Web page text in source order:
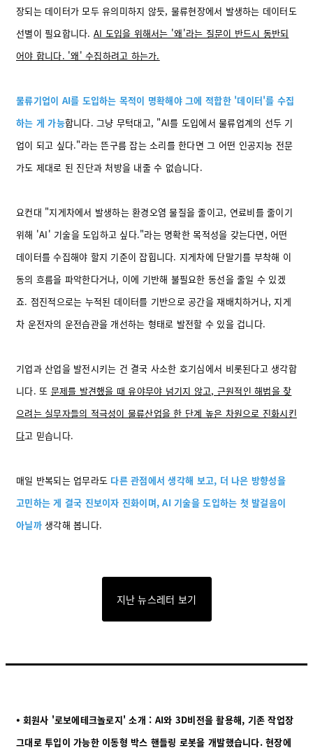
장되는 데이터가 모두 유의미하지 않듯, 물류현장에서 발생하는 데이터도
선별이 필요합니다. AI 도입을 위해서는 '왜'라는 질문이 반드시 동반되
어야 합니다. '왜' 수집하려고 하는가.
물류기업이 AI를 도입하는 목적이 명확해야 그에 적합한 '데이터'를 수집
하는 게 가능합니다. 그냥 무턱대고, "AI를 도입에서 물류업계의 선두 기
업이 되고 싶다."라는 뜬구름 잡는 소리를 한다면 그 어떤 인공지능 전문
가도 제대로 된 진단과 처방을 내줄 수 없습니다.
요컨대 "지게차에서 발생하는 환경오염 물질을 줄이고, 연료비를 줄이기
위해 'AI' 기술을 도입하고 싶다."라는 명확한 목적성을 갖는다면, 어떤
데이터를 수집해야 할지 기준이 잡힙니다. 지게차에 단말기를 부착해 이
동의 흐름을 파악한다거나, 이에 기반해 불필요한 동선을 줄일 수 있겠
죠. 점진적으로는 누적된 데이터를 기반으로 공간을 재배치하거나, 지게
차 운전자의 운전습관을 개선하는 형태로 발전할 수 있을 겁니다.
기업과 산업을 발전시키는 건 결국 사소한 호기심에서 비롯된다고 생각합
니다. 또 문제를 발견했을 때 유야무야 넘기지 않고, 근원적인 해법을 찾
으려는 실무자들의 적극성이 물류산업을 한 단계 높은 차원으로 진화시킨
다고 믿습니다.
매일 반복되는 업무라도 다른 관점에서 생각해 보고, 더 나은 방향성을
고민하는 게 결국 진보이자 진화이며, AI 기술을 도입하는 첫 발걸음이
아닐까생각해 봅니다.
지난 뉴스레터 보기
⦁ 회원사 '로보에테크놀로지' 소개 : AI와 3D비전을 활용해, 기존 작업장
그대로 투입이 가능한 이동형 박스 핸들링 로봇을 개발했습니다. 현장에